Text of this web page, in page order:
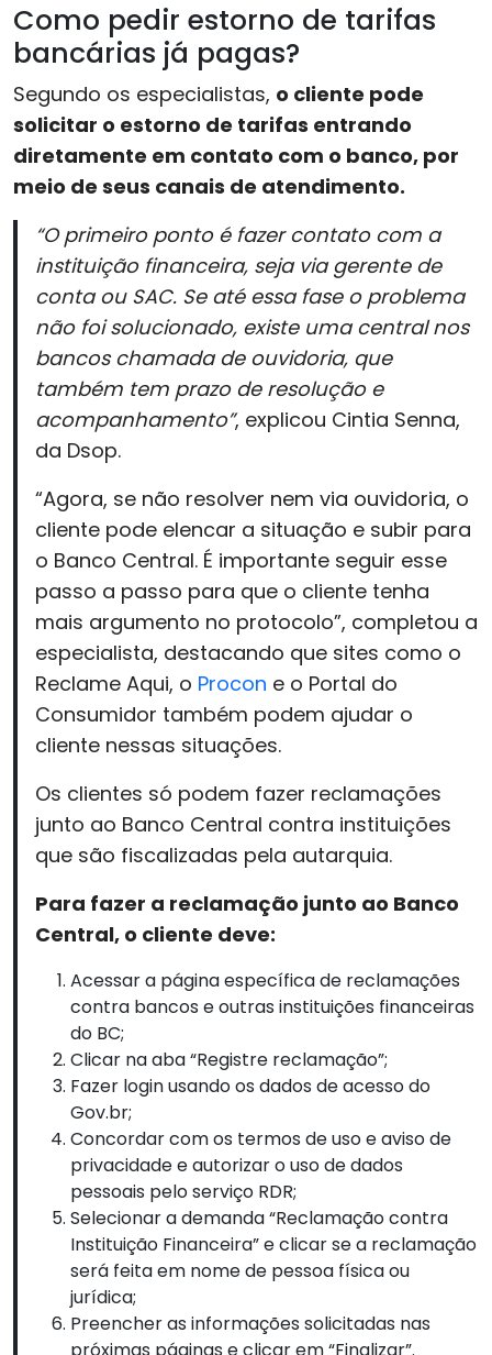
Como pedir estorno de tarifas
bancárias já pagas?
Segundo os especialistas, o cliente pode
solicitar o estorno de tarifas entrando
diretamente em contato com o banco, por
meio de seus canais de atendimento.
“O primeiro ponto é fazer contato com a
instituição financeira, seja via gerente de
conta ou SAC. Se até essa fase o problema
não foi solucionado, existe uma central nos
bancos chamada de ouvidoria, que
também tem prazo de resolução e
acompanhamento”, explicou Cintia Senna,
da Dsop.
“Agora, se não resolver nem via ouvidoria, o
cliente pode elencar a situação e subir para
o Banco Central. É importante seguir esse
passo a passo para que o cliente tenha
mais argumento no protocolo”, completou a
especialista, destacando que sites como o
Reclame Aqui, o Procon e o Portal do
Consumidor também podem ajudar o
cliente nessas situações.
Os clientes só podem fazer reclamações
junto ao Banco Central contra instituições
que são fiscalizadas pela autarquia.
Para fazer a reclamação junto ao Banco
Central, o cliente deve:
Acessar a página específica de reclamações
contra bancos e outras instituições financeiras
do BC;
Clicar na aba “Registre reclamação”;
Fazer login usando os dados de acesso do
Gov.br;
Concordar com os termos de uso e aviso de
privacidade e autorizar o uso de dados
pessoais pelo serviço RDR;
Selecionar a demanda “Reclamação contra
Instituição Financeira” e clicar se a reclamação
será feita em nome de pessoa física ou
jurídica;
Preencher as informações solicitadas nas